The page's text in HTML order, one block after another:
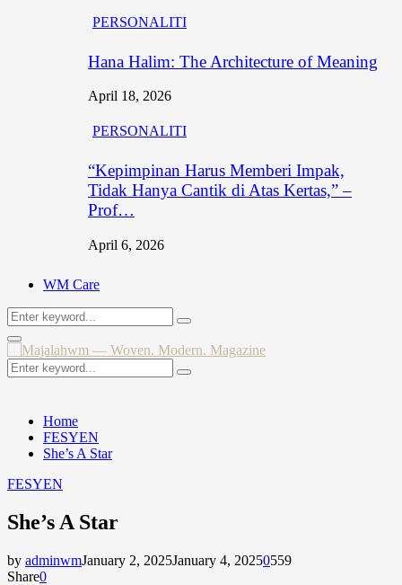
PERSONALITI
Hana Halim: The Architecture of Meaning
April 18, 2026
PERSONALITI
“Kepimpinan Harus Memberi Impak,
Tidak Hanya Cantik di Atas Kertas,” –
Prof…
April 6, 2026
WM Care
Search
for:
Search
Primary
Menu
Search
for:
Search
Home
FESYEN
She’s A Star
FESYEN
She’s A Star
by adminwmJanuary 2, 2025January 4, 20250559
Share0